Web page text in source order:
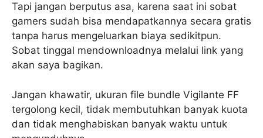
Tapi jangan berputus asa, karena saat ini sobat
gamers sudah bisa mendapatkannya secara gratis
tanpa harus mengeluarkan biaya sedikitpun.
Sobat tinggal mendownloadnya melalui link yang
akan saya bagikan.
Jangan khawatir, ukuran file bundle Vigilante FF
tergolong kecil, tidak membutuhkan banyak kuota
dan tidak menghabiskan banyak waktu untuk